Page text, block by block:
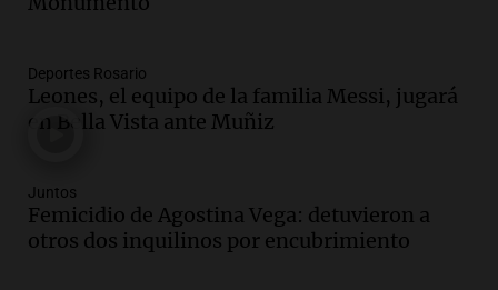
allanamientos en Rosario
Audio.El obispo de Buenos Aires
anticipa humilidad en el Santuario de
Episodios
Audio.El obispo de Buenos Aires
anticipa su homilía en el Santuario de
Deportes Rosario
Leones, el equipo de la familia Messi, jugará
en Bella Vista ante Muñiz
Juntos
Femicidio de Agostina Vega: detuvieron a
otros dos inquilinos por encubrimiento